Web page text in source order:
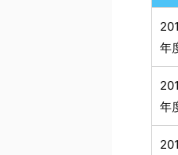
年
年